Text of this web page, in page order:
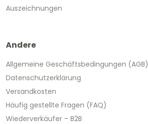
Auszeichnungen
Andere
Allgemeine Geschäftsbedingungen (AGB)
Datenschutzerklärung
Versandkosten
Häufig gestellte Fragen (FAQ)
Wiederverkäufer – B2B